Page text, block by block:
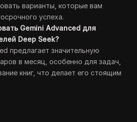
варианты, которые вам
успеха.
Gemini Advanced для
Deep Seek?
предлагает значительную
в месяц, особенно для задач,
книг, что делает его стоящим